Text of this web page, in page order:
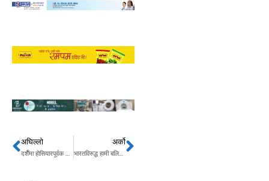
Prev
अघिल्लो
दशैँमा हाेसियारपूर्वक खानपान गर्न आवश्यक : पाेषणविद्
अर्को
भारतविरुद्ध हामी बलियो चुनौती पेस गर्नेछाैँ : प्रशिक्षक अल्मुताइरी Next